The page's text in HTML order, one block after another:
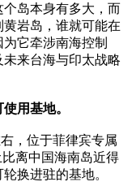
岛本身有多大，而
岩岛，谁就可能在
它牵涉南海控制
来台海与印太战略
用基地。
，位于菲律宾专属
离中国海南岛近得
换进驻的基地。